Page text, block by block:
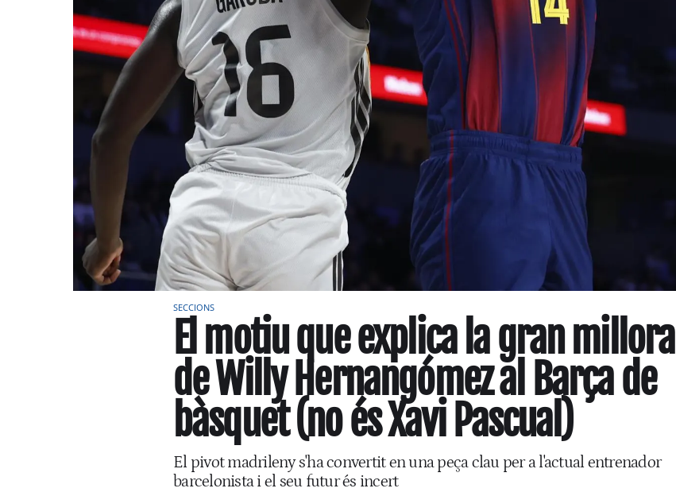
SECCIONS
El motiu que explica la gran millora
de Willy Hernangómez al Barça de
bàsquet (no és Xavi Pascual)
El pivot madrileny s'ha convertit en una peça clau per a l'actual entrenador
barcelonista i el seu futur és incert